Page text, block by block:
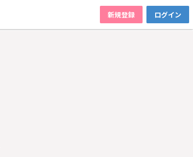
新規登録 ログイン